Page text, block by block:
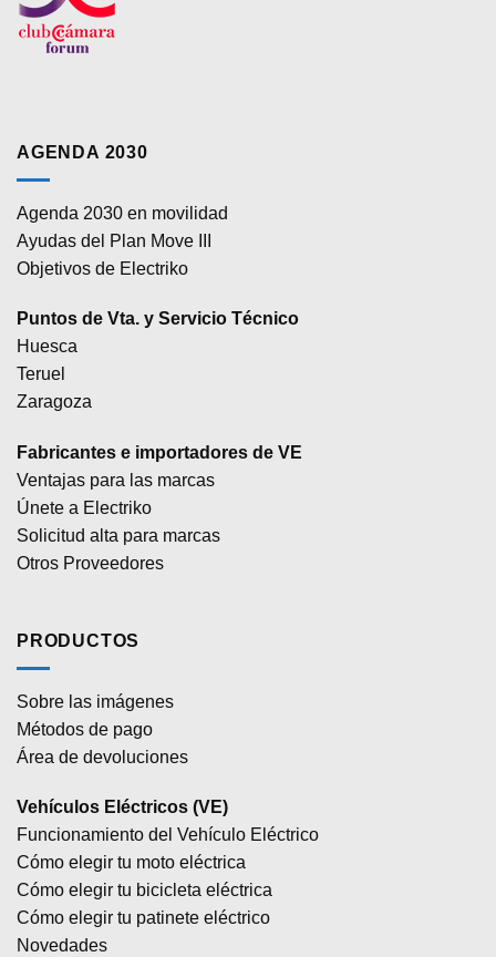
AGENDA 2030
Agenda 2030 en movilidad
Ayudas del Plan Move III
Objetivos de Electriko
Puntos de Vta. y Servicio Técnico
Huesca
Teruel
Zaragoza
Fabricantes e importadores de VE
Ventajas para las marcas
Únete a Electriko
Solicitud alta para marcas
Otros Proveedores
PRODUCTOS
Sobre las imágenes
Métodos de pago
Área de devoluciones
Vehículos Eléctricos (VE)
Funcionamiento del Vehículo Eléctrico
Cómo elegir tu moto eléctrica
Cómo elegir tu bicicleta eléctrica
Cómo elegir tu patinete eléctrico
Novedades